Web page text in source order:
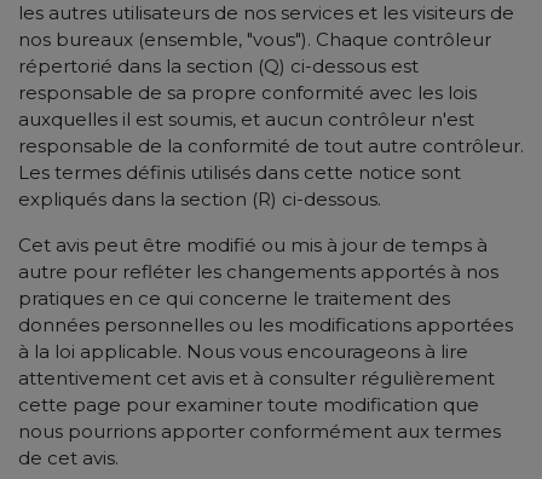
les autres utilisateurs de nos services et les visiteurs de
nos bureaux (ensemble, "vous"). Chaque contrôleur
répertorié dans la section (Q) ci-dessous est
responsable de sa propre conformité avec les lois
auxquelles il est soumis, et aucun contrôleur n'est
responsable de la conformité de tout autre contrôleur.
Les termes définis utilisés dans cette notice sont
expliqués dans la section (R) ci-dessous.
Cet avis peut être modifié ou mis à jour de temps à
autre pour refléter les changements apportés à nos
pratiques en ce qui concerne le traitement des
données personnelles ou les modifications apportées
à la loi applicable. Nous vous encourageons à lire
attentivement cet avis et à consulter régulièrement
cette page pour examiner toute modification que
nous pourrions apporter conformément aux termes
de cet avis.